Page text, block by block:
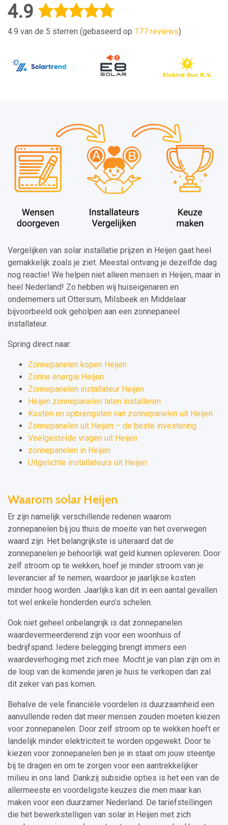
4.9
4.9 van de 5 sterren (gebaseerd op 177 reviews)
Vergelijken van solar installatie prijzen in Heijen gaat heel
gemakkelijk zoals je ziet. Meestal ontvang je dezelfde dag
nog reactie! We helpen niet alleen mensen in Heijen, maar in
heel Nederland! Zo hebben wij huiseigenaren en
ondernemers uit Ottersum, Milsbeek en Middelaar
bijvoorbeeld ook geholpen aan een zonnepaneel
installateur.
Spring direct naar:
Zonnepanelen kopen Heijen
Zonne energie Heijen
Zonnepanelen installateur Heijen
Heijen zonnepanelen laten installeren
Kosten en opbrengsten van zonnepanelen uit Heijen
Zonnepanelen uit Heijen – de beste investering
Veelgestelde vragen uit Heijen
zonnepanelen in Heijen
Uitgelichte installateurs uit Heijen
Waarom solar Heijen
Er zijn namelijk verschillende redenen waarom
zonnepanelen bij jou thuis de moeite van het overwegen
waard zijn. Het belangrijkste is uiteraard dat de
zonnepanelen je behoorlijk wat geld kunnen opleveren. Door
zelf stroom op te wekken, hoef je minder stroom van je
leverancier af te nemen, waardoor je jaarlijkse kosten
minder hoog worden. Jaarlijks kan dit in een aantal gevallen
tot wel enkele honderden euro’s schelen.
Ook niet geheel onbelangrijk is dat zonnepanelen
waardevermeerderend zijn voor een woonhuis of
bedrijfspand. Iedere belegging brengt immers een
waardeverhoging met zich mee. Mocht je van plan zijn om in
de loop van de komende jaren je huis te verkopen dan zal
dit zeker van pas komen.
Behalve de vele financiële voordelen is duurzaamheid een
aanvullende reden dat meer mensen zouden moeten kiezen
voor zonnepanelen. Door zelf stroom op te wekken hoeft er
landelijk minder elektriciteit te worden opgewekt. Door te
kiezen voor zonnepanelen ben je in staat om jouw steentje
bij te dragen en om te zorgen voor een aantrekkelijker
milieu in ons land. Dankzij subsidie opties is het een van de
allermeeste en voordeligste keuzes die men maar kan
maken voor een duurzamer Nederland. De tariefstellingen
die het bewerkstelligen van solar in Heijen met zich